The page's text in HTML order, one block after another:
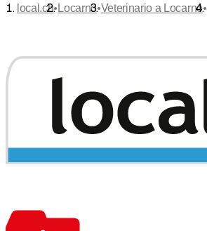
local.ch• Locarno•Veterinario a Locarno•